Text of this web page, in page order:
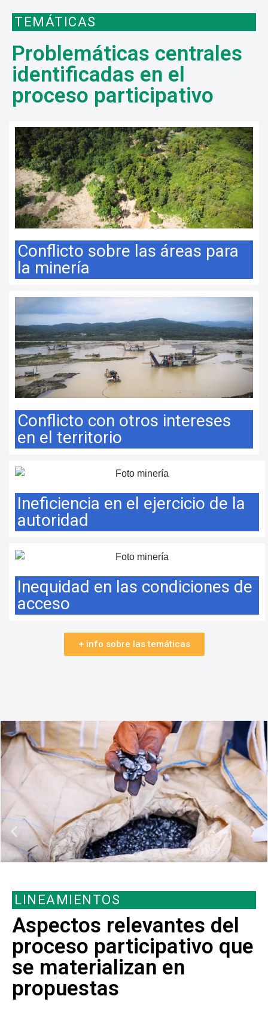
TEMÁTICAS
Problemáticas centrales
identificadas en el
proceso participativo
Conflicto sobre las áreas para
la minería
Conflicto con otros intereses
en el territorio​
Ineficiencia en el ejercicio de la
autoridad
Inequidad en las condiciones de
acceso​
+ info sobre las temáticas
LINEAMIENTOS
Aspectos relevantes del
proceso participativo que
se materializan en
propuestas